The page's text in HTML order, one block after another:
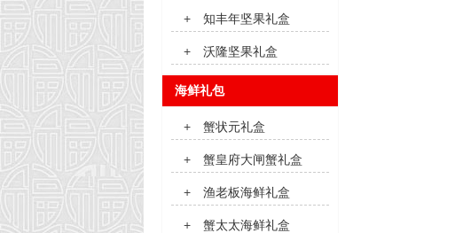
+ 知丰年坚果礼盒
+ 沃隆坚果礼盒
海鲜礼包
+ 蟹状元礼盒
+ 蟹皇府大闸蟹礼盒
+ 渔老板海鲜礼盒
+ 蟹太太海鲜礼盒